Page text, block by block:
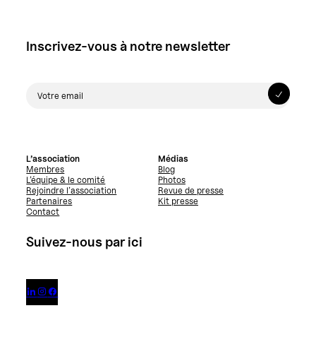
Inscrivez-vous à notre newsletter
L’association
Membres
L’équipe & le comité
Rejoindre l’association
Partenaires
Contact
Médias
Blog
Photos
Revue de presse
Kit presse
Suivez-nous par ici
  